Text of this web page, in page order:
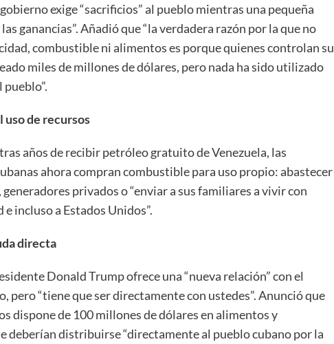
exige “sacrificios” al pueblo mientras una pequeña
ganancias”. Añadió que “la verdadera razón por la que no
combustible ni alimentos es porque quienes controlan su
miles de millones de dólares, pero nada ha sido utilizado
pueblo”.
uso de recursos
años de recibir petróleo gratuito de Venezuela, las
ahora compran combustible para uso propio: abastecer
privados o “enviar a sus familiares a vivir con
incluso a Estados Unidos”.
directa
Donald Trump ofrece una “nueva relación” con el
pero “tiene que ser directamente con ustedes”. Anunció que
dispone de 100 millones de dólares en alimentos y
deberían distribuirse “directamente al pueblo cubano por la